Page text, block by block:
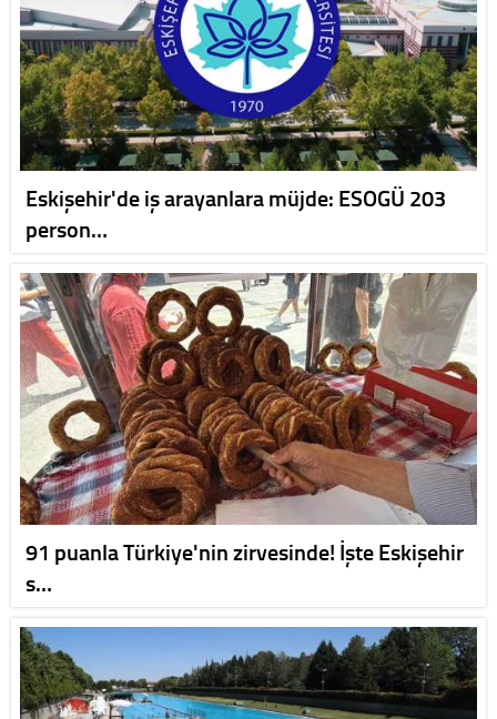
Eskişehir'de iş arayanlara müjde: ESOGÜ 203
person…
91 puanla Türkiye'nin zirvesinde! İşte Eskişehir
s…